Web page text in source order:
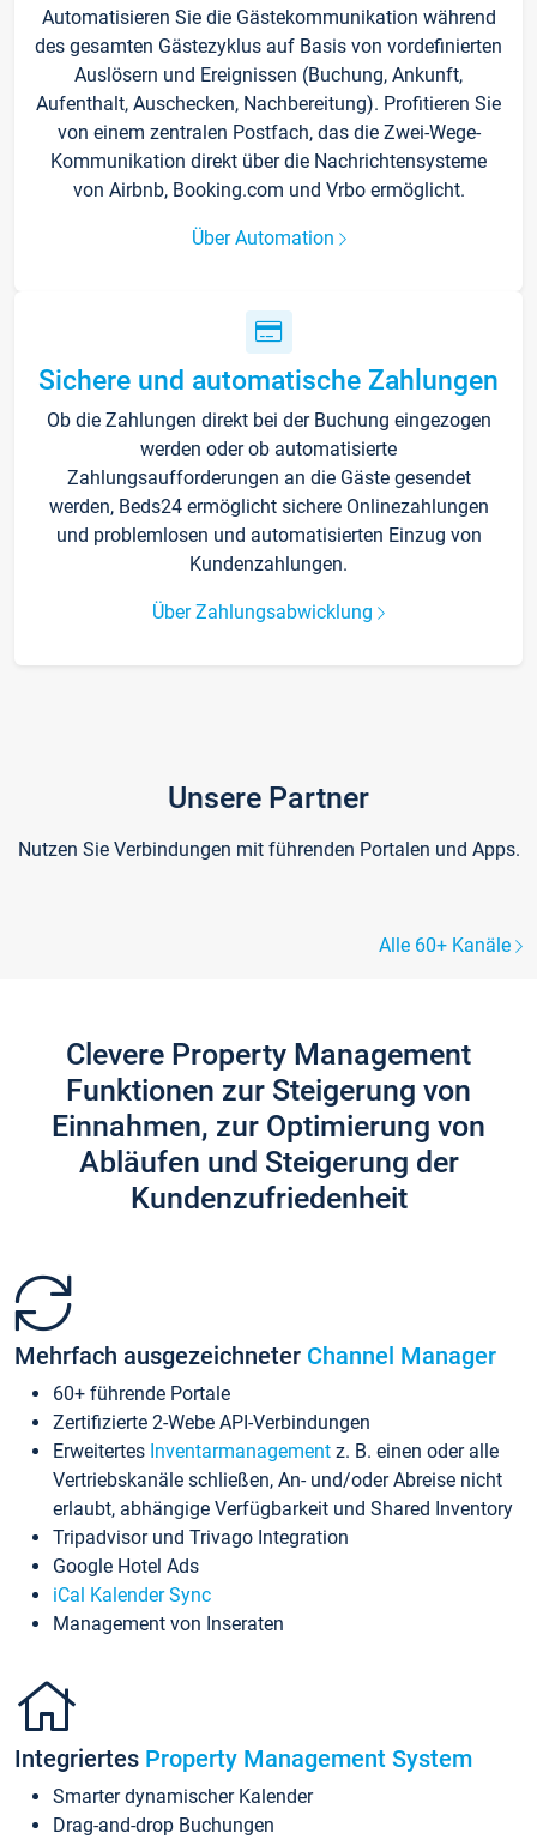
Automatisieren Sie die Gästekommunikation während
des gesamten Gästezyklus auf Basis von vordefinierten
Auslösern und Ereignissen (Buchung, Ankunft,
Aufenthalt, Auschecken, Nachbereitung). Profitieren Sie
von einem zentralen Postfach, das die Zwei-Wege-
Kommunikation direkt über die Nachrichtensysteme
von Airbnb, Booking.com und Vrbo ermöglicht.
Über Automation
Sichere und automatische Zahlungen
Ob die Zahlungen direkt bei der Buchung eingezogen
werden oder ob automatisierte
Zahlungsaufforderungen an die Gäste gesendet
werden, Beds24 ermöglicht sichere Onlinezahlungen
und problemlosen und automatisierten Einzug von
Kundenzahlungen.
Über Zahlungsabwicklung
Unsere Partner
Nutzen Sie Verbindungen mit führenden Portalen und Apps.
Alle 60+ Kanäle
Clevere Property Management
Funktionen zur Steigerung von
Einnahmen, zur Optimierung von
Abläufen und Steigerung der
Kundenzufriedenheit
Mehrfach ausgezeichneter Channel Manager
60+ führende Portale
Zertifizierte 2-Webe API-Verbindungen
Erweitertes Inventarmanagement z. B. einen oder alle
Vertriebskanäle schließen, An- und/oder Abreise nicht
erlaubt, abhängige Verfügbarkeit und Shared Inventory
Tripadvisor und Trivago Integration
Google Hotel Ads
iCal Kalender Sync
Management von Inseraten
Integriertes Property Management System
Smarter dynamischer Kalender
Drag-and-drop Buchungen